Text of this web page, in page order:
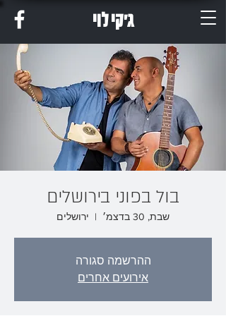
ג'קי לוי
בול בפוני בירושלים
שבת, 30 בדצמ׳
  |
ירושלים
ההרשמה סגורה
אירועים אחרים